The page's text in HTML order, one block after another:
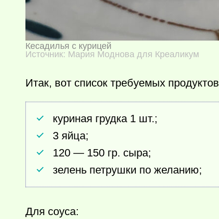
Кесадилья с курицей
Источник: Мария Моднова для Креаликум
Итак, вот список требуемых
куриная грудка 1 шт.;
3 яйца;
120 — 150 гр. сыра;
зелень петрушки по желанию;
Для соуса: